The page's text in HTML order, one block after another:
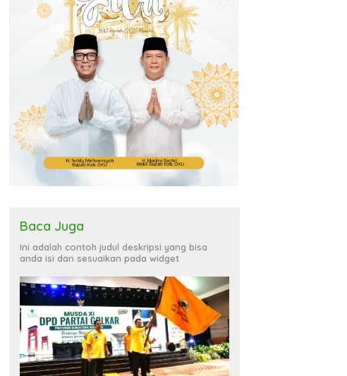
Baca Juga
Ini adalah contoh judul deskripsi yang bisa
anda isi dan sesuaikan pada widget